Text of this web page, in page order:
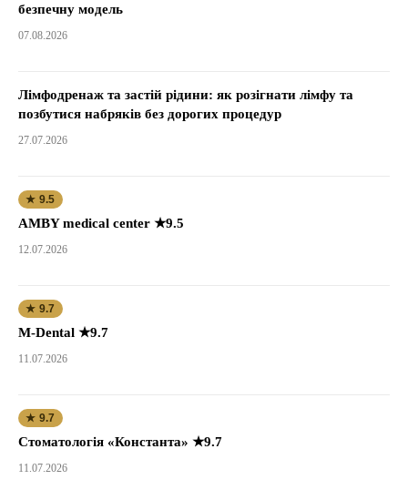
безпечну модель
07.08.2026
Лімфодренаж та застій рідини: як розігнати лімфу та
позбутися набряків без дорогих процедур
27.07.2026
★ 9.5
AMBY medical center ★9.5
12.07.2026
★ 9.7
M-Dental ★9.7
11.07.2026
★ 9.7
Стоматологія «Константа» ★9.7
11.07.2026